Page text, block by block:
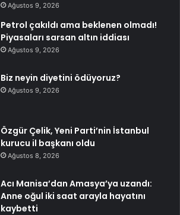
Ağustos 9, 2026
Petrol çakıldı ama beklenen olmadı!
Piyasaları sarsan altın iddiası
Ağustos 9, 2026
Biz neyin diyetini ödüyoruz?
Ağustos 9, 2026
Özgür Çelik, Yeni Parti’nin İstanbul
kurucu il başkanı oldu
Ağustos 8, 2026
Acı Manisa’dan Amasya’ya uzandı:
Anne oğul iki saat arayla hayatını
kaybetti